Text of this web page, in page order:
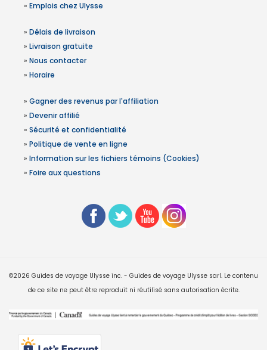
» Emplois chez Ulysse
» Délais de livraison
» Livraison gratuite
» Nous contacter
» Horaire
» Gagner des revenus par l'affiliation
» Devenir affilié
» Sécurité et confidentialité
» Politique de vente en ligne
» Information sur les fichiers témoins (Cookies)
» Foire aux questions
©2026 Guides de voyage Ulysse inc. - Guides de voyage Ulysse sarl. Le contenu
de ce site ne peut être reproduit ni réutilisé sans autorisation écrite.